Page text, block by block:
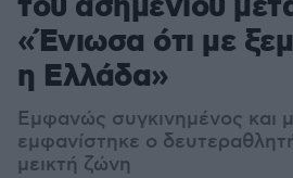
του ασημένιου
«Ένιωσα ότι με
η Ελλάδα»
Εμφανώς συγκινημένος και
εμφανίστηκε ο
μεικτή ζώνη